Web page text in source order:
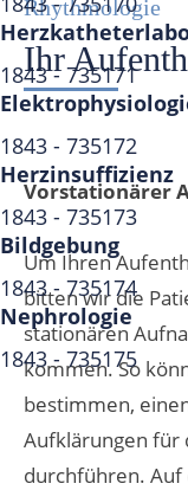
1843 - 735171
1843 - 735172
Herzinsuffizienz
1843 - 735173
Bildgebung
1843 - 735174
Nephrologie
1843 - 735175
Rhythmologie
Ihr
Vorstationärer
Um Ihren
bitten wir die
stationären
kommen. So
bestimmen,
Aufklärungen für
durchführen. Auf